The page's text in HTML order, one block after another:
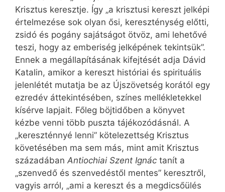
Krisztus keresztje. Így „a krisztusi kereszt jelképi
értelmezése sok olyan ősi, kereszténység előtti,
zsidó és pogány sajátságot ötvöz, ami lehetővé
teszi, hogy az emberiség jelképének tekintsük”.
Ennek a megállapításának kifejtését adja Dávid
Katalin, amikor a kereszt históriai és spirituális
jelenlétét mutatja be az Újszövetség korától egy
ezredév áttekintésében, színes mellékletekkel
kísérve lapjait. Főleg böjtidőben a könyvet
kézbe venni több puszta tájékozódásnál. A
„kereszténnyé lenni” kötelezettség Krisztus
követésében ma sem más, mint amit Krisztus
századában Antiochiai Szent Ignác tanít a
„szenvedő és szenvedéstől mentes” keresztről,
vagyis arról, „ami a kereszt és a megdicsőülés